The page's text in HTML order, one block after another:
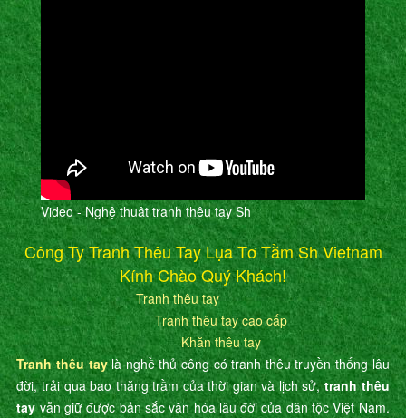
Video - Nghệ thuât tranh thêu tay Sh
Công Ty Tranh Thêu Tay Lụa Tơ Tằm Sh Vietnam
Kính Chào Quý Khách!
Tranh thêu tay
Tranh thêu tay cao cấp
Khăn thêu tay
Tranh thêu taylà nghề thủ công có tranh thêu truyền thống lâu
đời, trải qua bao thăng trầm của thời gian và lịch sử,tranh thêu
tayvẫn giữ được bản sắc văn hóa lâu đời của dân tộc Việt Nam.